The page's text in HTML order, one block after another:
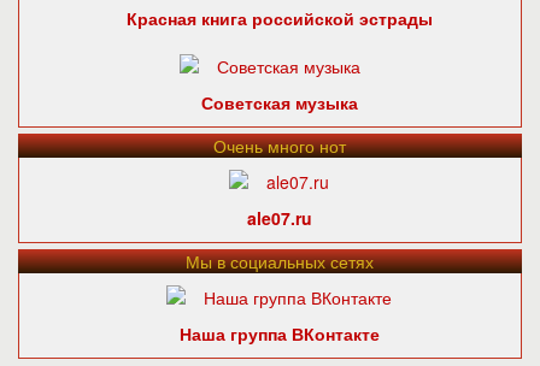
Красная книга российской эстрады
Советская музыка
Очень много нот
ale07.ru
Мы в социальных сетях
Наша группа ВКонтакте